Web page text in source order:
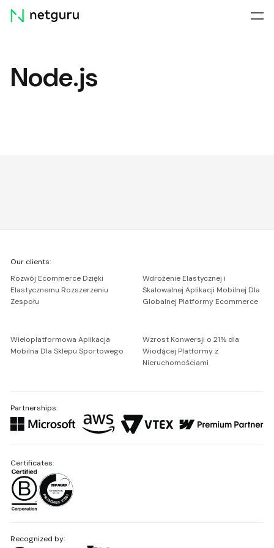
Skip
menu
Node.js
Netguru
Our clients:
Rozwój Ecommerce Dzięki
Elastycznemu Rozszerzeniu
Zespołu
Wdrożenie Elastycznej i
Skalowalnej Aplikacji Mobilnej Dla
Globalnej Platformy Ecommerce
Wieloplatformowa Aplikacja
Mobilna Dla Sklepu Sportowego
Wzrost Konwersji o 21% dla
Wiodącej Platformy z
Nieruchomościami
Partnerships:
Recognized by:
Certificates: